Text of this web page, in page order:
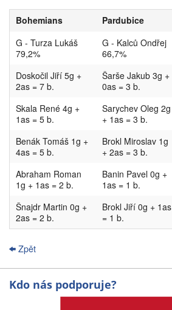
Bohemians Pardubice
G - Turza Lukáš
79,2%
G - Kalců Ondřej
66,7%
Doskočil Jiří 5g +
2as = 7 b.
Šarše Jakub 3g +
0as = 3 b.
Skala René 4g +
1as = 5 b.
Sarychev Oleg 2g
+ 1as = 3 b.
Benák Tomáš 1g +
4as = 5 b.
Brokl Miroslav 1g
+ 2as = 3 b.
Abraham Roman
1g + 1as = 2 b.
Banin Pavel 0g +
1as = 1 b.
Šnajdr Martin 0g +
2as = 2 b.
Brokl Jiří 0g + 1as
= 1 b.
Zpět
Kdo nás podporuje?